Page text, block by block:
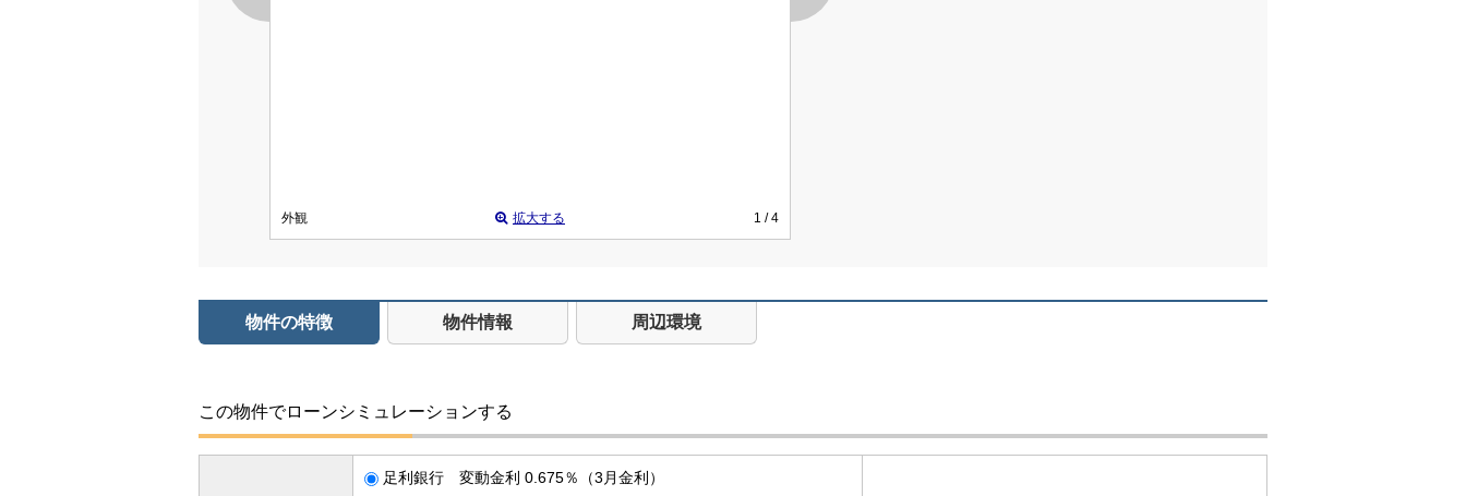
外観 拡大する 1 / 4
物件の特徴 物件情報 周辺環境
この物件でローンシミュレーションする
足利銀行 変動金利 0.675％（3月金利）